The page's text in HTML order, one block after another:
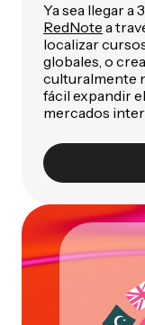
Ya sea llegar a
RedNote a
localizar
globales, o
culturalmente
fácil expandir
mercados